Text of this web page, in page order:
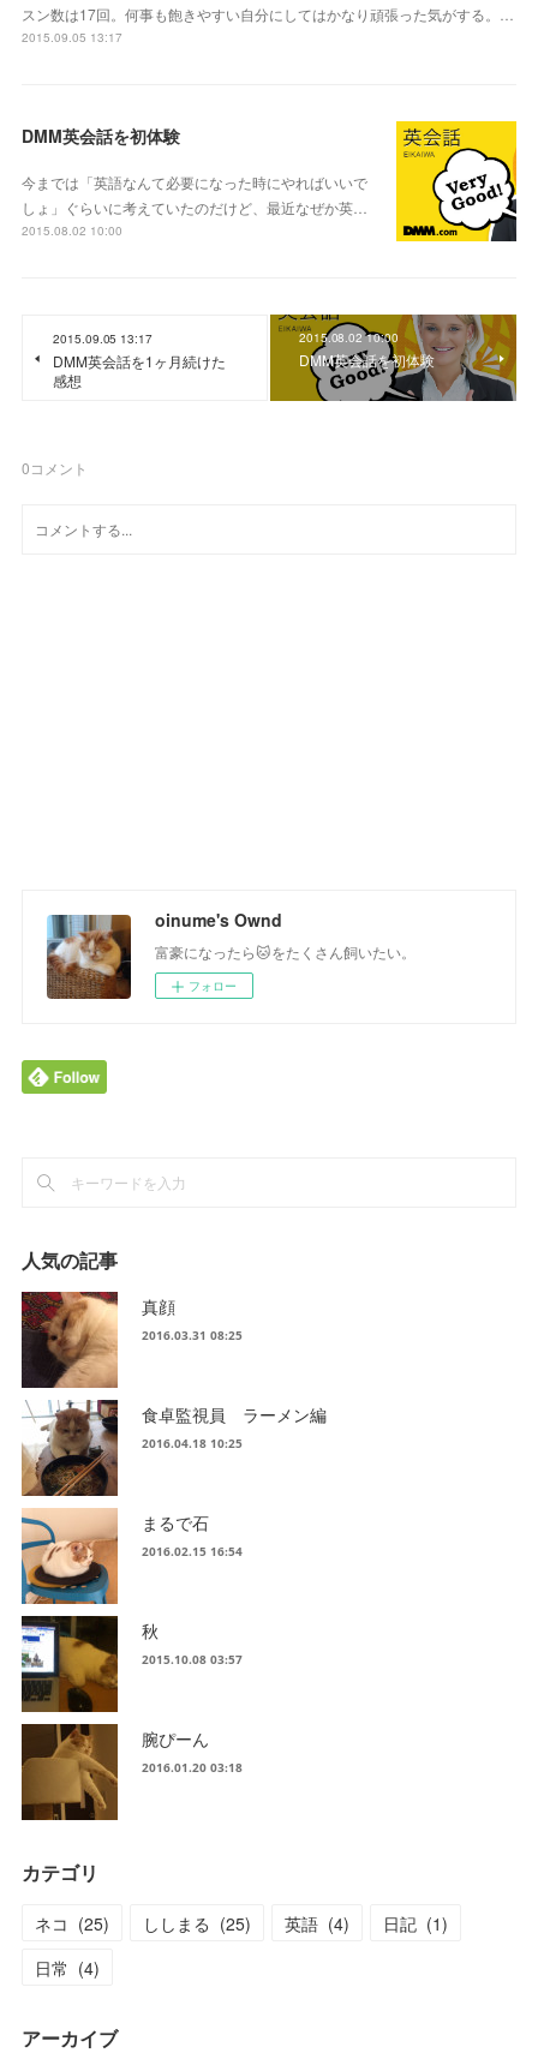
スン数は17回。何事も飽きやすい自分にしてはかなり頑張った気がする。…
2015.09.05 13:17
DMM英会話を初体験
今までは「英語なんて必要になった時にやればいいで
しょ」ぐらいに考えていたのだけど、最近なぜか英…
2015.08.02 10:00
2015.09.05 13:17
DMM英会話を1ヶ月続けた
感想
2015.08.02 10:00
DMM英会話を初体験
0コメント
oinume's Ownd
富豪になったら🐱をたくさん飼いたい。
フォロー
人気の記事
真顔
2016.03.31 08:25
食卓監視員 ラーメン編
2016.04.18 10:25
まるで石
2016.02.15 16:54
秋
2015.10.08 03:57
腕ぴーん
2016.01.20 03:18
カテゴリ
ネコ (25) ししまる (25) 英語 (4) 日記 (1)
日常 (4)
アーカイブ